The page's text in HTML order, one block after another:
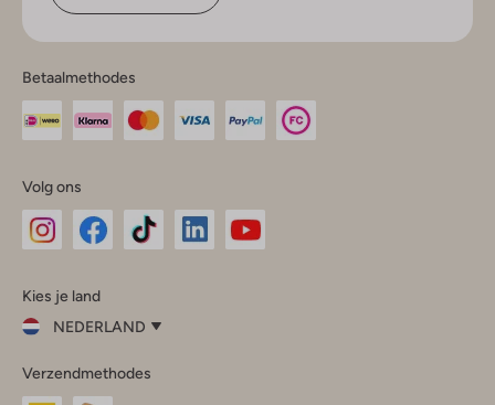
Betaalmethodes
Volg ons
InstagramFacebook
Kies je land
NEDERLAND
je
land
Verzendmethodes